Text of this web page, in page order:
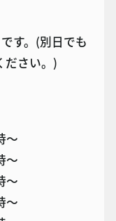
す。(別日でも
ださい。)